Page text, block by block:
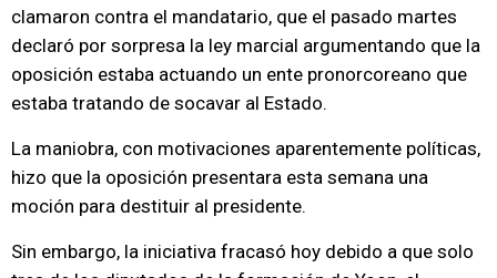
clamaron contra el mandatario, que el pasado martes
declaró por sorpresa la ley marcial argumentando que la
oposición estaba actuando un ente pronorcoreano que
estaba tratando de socavar al Estado.
La maniobra, con motivaciones aparentemente políticas,
hizo que la oposición presentara esta semana una
moción para destituir al presidente.
Sin embargo, la iniciativa fracasó hoy debido a que solo